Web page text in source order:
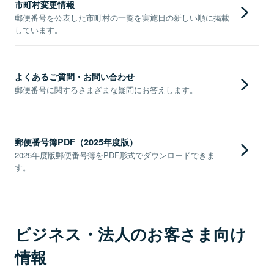
市町村変更情報
郵便番号を公表した市町村の一覧を実施日の新しい順に掲載
しています。
よくあるご質問・お問い合わせ
郵便番号に関するさまざまな疑問にお答えします。
郵便番号簿PDF（2025年度版）
2025年度版郵便番号簿をPDF形式でダウンロードできま
す。
ビジネス・法人のお客さま向け
情報